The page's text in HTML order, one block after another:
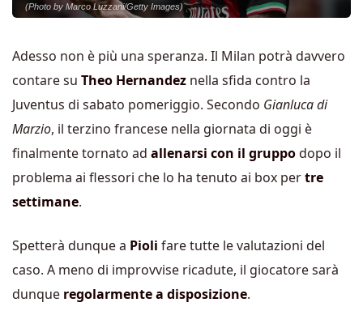
(Photo by Marco Luzzani/Getty Images)
Adesso non è più una speranza. Il Milan potrà davvero
contare su Theo Hernandez nella sfida contro la
Juventus di sabato pomeriggio. Secondo Gianluca di
Marzio, il terzino francese nella giornata di oggi è
finalmente tornato ad allenarsi con il gruppodopo il
problema ai flessori che lo ha tenuto ai box pertre
settimane.
Spetterà dunque a Pioli fare tutte le valutazioni del
caso. A meno di improvvise ricadute, il giocatore sarà
dunque regolarmente a disposizione.